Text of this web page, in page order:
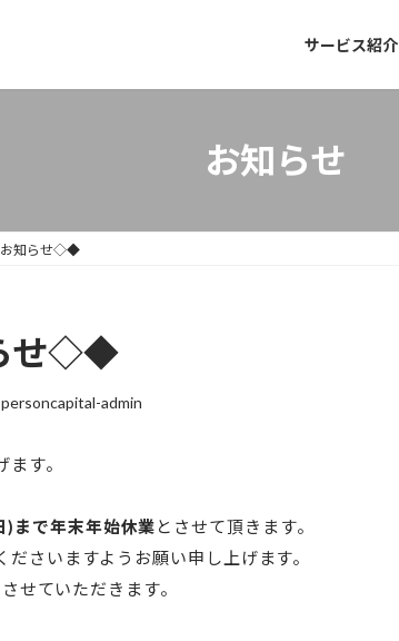
サービス紹介
お知らせ
知らせ◇◆
せ◇◆
personcapital-admin
す。
まで年末年始休業 とさせて頂きます。
さいますようお願い申し上げます。
せていただきます。